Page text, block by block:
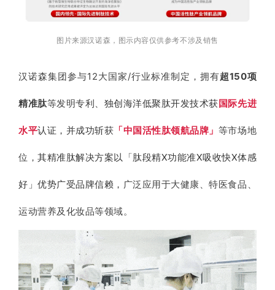
图片来源汉诺森，图示内容仅供参考不涉及销售
汉诺森集团参与12大国家/行业标准制定，拥有超150项
精准肽等发明专利、 独创海洋低聚肽开发技术获国际先进
水平认证，并成功斩获 「中国活性肽领航品牌」 等市场地
位， 其精准肽解决方案以「肽段精X功能准X吸收快X体感
好」优势广受品牌信赖， 广泛应用于大健康、特医食品、
运动营养及化妆品等领域。